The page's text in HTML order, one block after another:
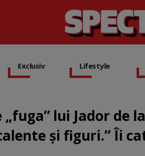
Exclusiv Lifestyle
„fuga” lui Jador de
și figuri.” Îi